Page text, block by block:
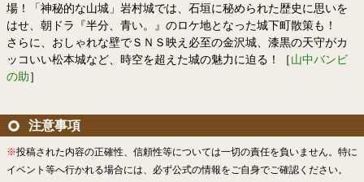
場！「神秘的な山城」岩村城では、石垣に秘められた歴史に思いを
はせ、朝ドラ『半分、青い。』のロケ地となった城下町散策も！
さらに、おしゃれな壁でＳＮＳ映え必至の金沢城、漆黒の天守がカ
ッコいい松本城など、時空を超えた城の魅力に迫る！［山中バンビ
の助］
注意事項
※投稿された内容の正確性、信頼性等については一切の責任を負いません。特に
イベント等へ行かれる場合には、必ず公式の情報をご自身でご確認ください。